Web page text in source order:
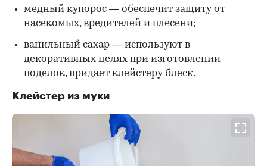
медный купорос — обеспечит защиту от
насекомых, вредителей и плесени;
ванильный сахар — используют в
декоративных целях при изготовлении
поделок, придает клейстеру блеск.
Клейстер из муки